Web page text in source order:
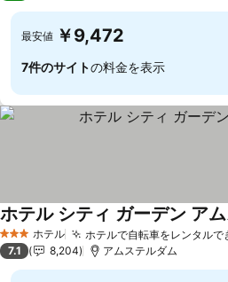
最安値 ￥9,472
7件のサイトの料金を表示
3 ホテルのランク
ホテル ホテルで自転車をレンタルで
ホテル シティ ガーデン ア
7.1 8,204 アムステルダム